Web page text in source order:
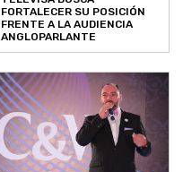
FORTALECER SU POSICIÓN
FRENTE A LA AUDIENCIA
ANGLOPARLANTE